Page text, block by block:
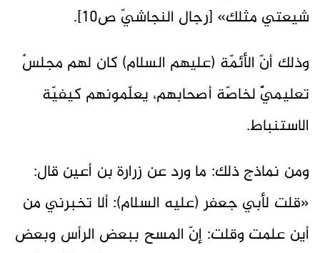
شيعتي مثلك» [رجال النجاشيّ ص10].
وذلك أنّ الأئمّة (عليهم السلام) كان لهم مجلسٌ
تعليميٌّ لخاصّة أصحابهم، يعلّمونهم كيفيّة
الاستنباط.
ومن نماذج ذلك: ما ورد عن زرارة بن أعين قال:
«قلت لأبي جعفر (عليه السلام): ألا تخبرني من
أين علمت وقلت: إنّ المسح ببعض الرأس وبعض